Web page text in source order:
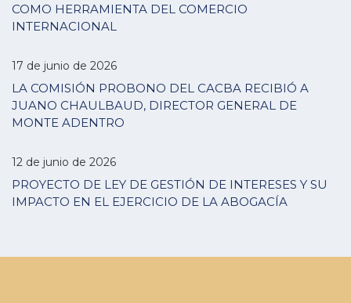
COMO HERRAMIENTA DEL COMERCIO
INTERNACIONAL
17 de junio de 2026
LA COMISIÓN PROBONO DEL CACBA RECIBIÓ A
JUANO CHAULBAUD, DIRECTOR GENERAL DE
MONTE ADENTRO
12 de junio de 2026
PROYECTO DE LEY DE GESTIÓN DE INTERESES Y SU
IMPACTO EN EL EJERCICIO DE LA ABOGACÍA